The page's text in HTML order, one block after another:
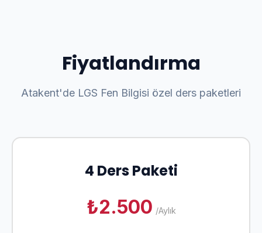
Fiyatlandırma
Atakent'de LGS Fen Bilgisi özel ders paketleri
4 Ders Paketi
₺2.500 /Aylık